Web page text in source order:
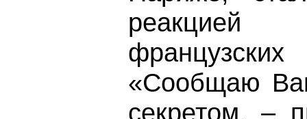
реакцией
«Сообщаю
секретом, –